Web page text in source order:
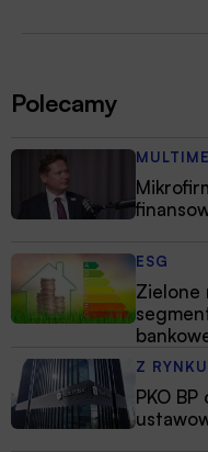
Polecamy
ESG
Zielone
Z
PKO